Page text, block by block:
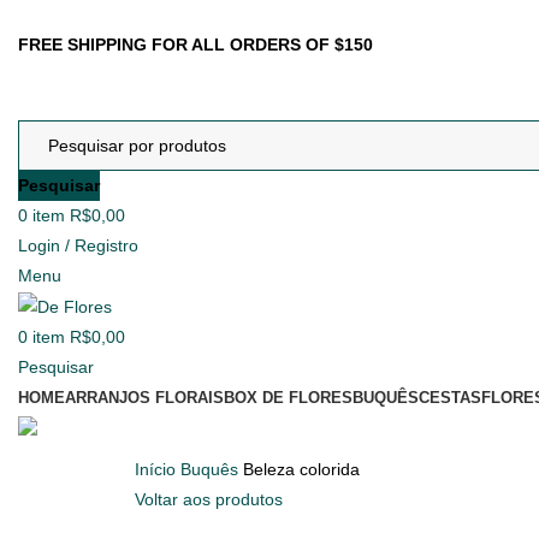
FREE SHIPPING FOR ALL ORDERS OF $150
Pesquisar
0 item R$0,00
Login / Registro
Menu
0 item R$0,00
Pesquisar
HOMEARRANJOS FLORAIS BOX DE FLORES BUQUÊSCESTAS
Início Buquês Beleza colorida
Voltar aos produtos